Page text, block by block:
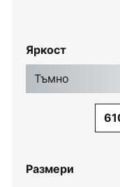
Яркост
Тъмно
Размери